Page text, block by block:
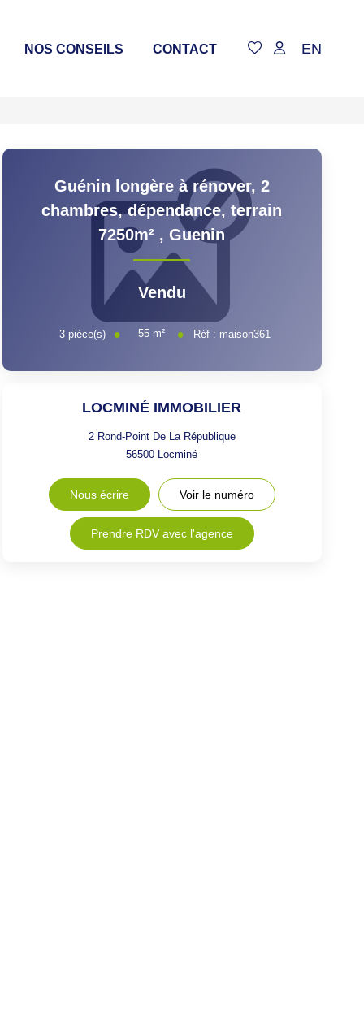
NOS CONSEILS CONTACT EN
Guénin longère à rénover, 2
chambres, dépendance, terrain
7250m² , Guenin
Vendu
3 pièce(s) 55 m² Réf : maison361
LOCMINÉ IMMOBILIER
2 Rond-Point De La République
56500 Locminé
Nous écrire Voir le numéro
Prendre RDV avec l'agence